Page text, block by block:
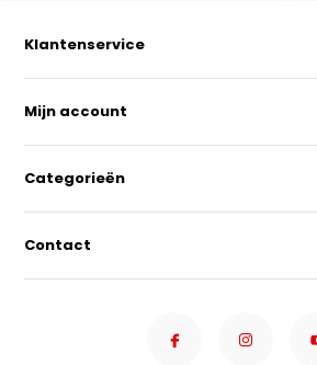
Klantenservice
Mijn account
Categorieën
Contact